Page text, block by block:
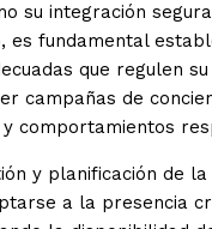
su integración
es fundamental
que regulen
campañas de
comportamientos
y planificación de
a la presencia